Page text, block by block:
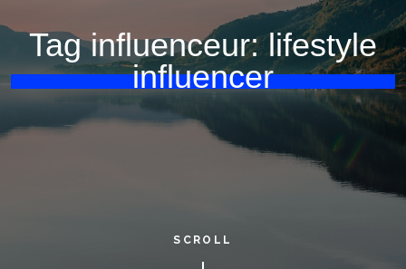
Tag influenceur:lifestyle
influencer
SCROLL